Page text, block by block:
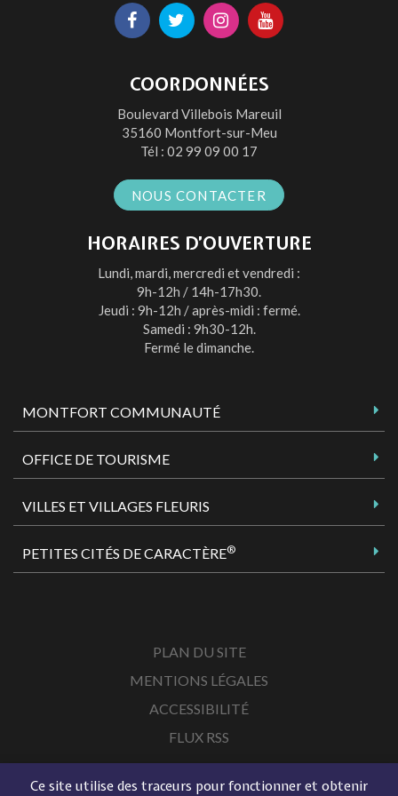
Ce site utilise des traceurs pour fonctionner et obtenir
Lien
le
compte
Facebook
Lien
le
compte
Twitter
Lien
le
compte
Instagram
Lien
la
chaîne
Youtube
COORDONNÉES
Boulevard Villebois Mareuil
35160 Montfort-sur-Meu
Tél : 02 99 09 00 17
NOUS CONTACTER
HORAIRES D’OUVERTURE
Lundi, mardi, mercredi et vendredi :
9h-12h / 14h-17h30.
Jeudi : 9h-12h / après-midi : fermé.
Samedi : 9h30-12h.
Fermé le dimanche.
MONTFORT COMMUNAUTÉ
OFFICE DE TOURISME
VILLES ET VILLAGES FLEURIS
PETITES CITÉS DE CARACTÈRE®
PLAN DU SITE
MENTIONS LÉGALES
ACCESSIBILITÉ
FLUX RSS